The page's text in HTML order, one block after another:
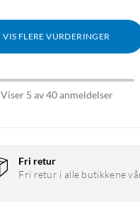
VIS FLERE VURDERINGER
Viser 5 av 40 anmeldelser
Fri retur
Fri retur i alle butikkene